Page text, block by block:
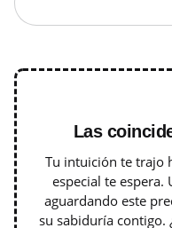
Las
Tu intuición te trajo
especial te espera.
aguardando este
su sabiduría contigo.